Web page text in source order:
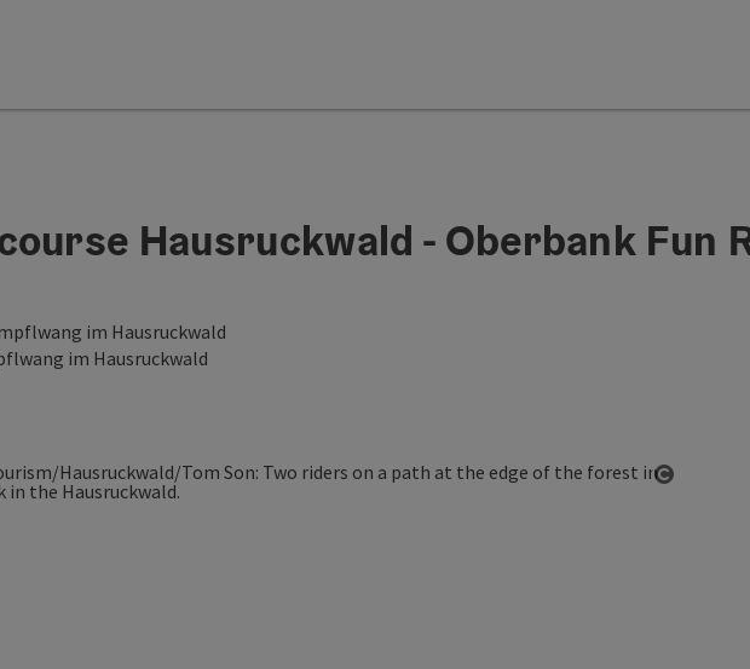
Hausruckwald - Oberbank Fun
im Hausruckwald
im Hausruckwald